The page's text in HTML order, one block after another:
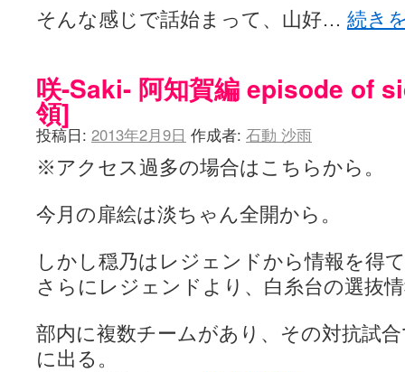
そんな感じで話始まって、山好… 続き
咲-Saki- 阿知賀編 episode of
領]
投稿日: 2013年2月9日 作成者: 石動 沙雨
※アクセス過多の場合はこちらから。
今月の扉絵は淡ちゃん全開から。
しかし穏乃はレジェンドから情報を得
さらにレジェンドより、白糸台の選抜
部内に複数チームがあり、その対抗試
に出る。